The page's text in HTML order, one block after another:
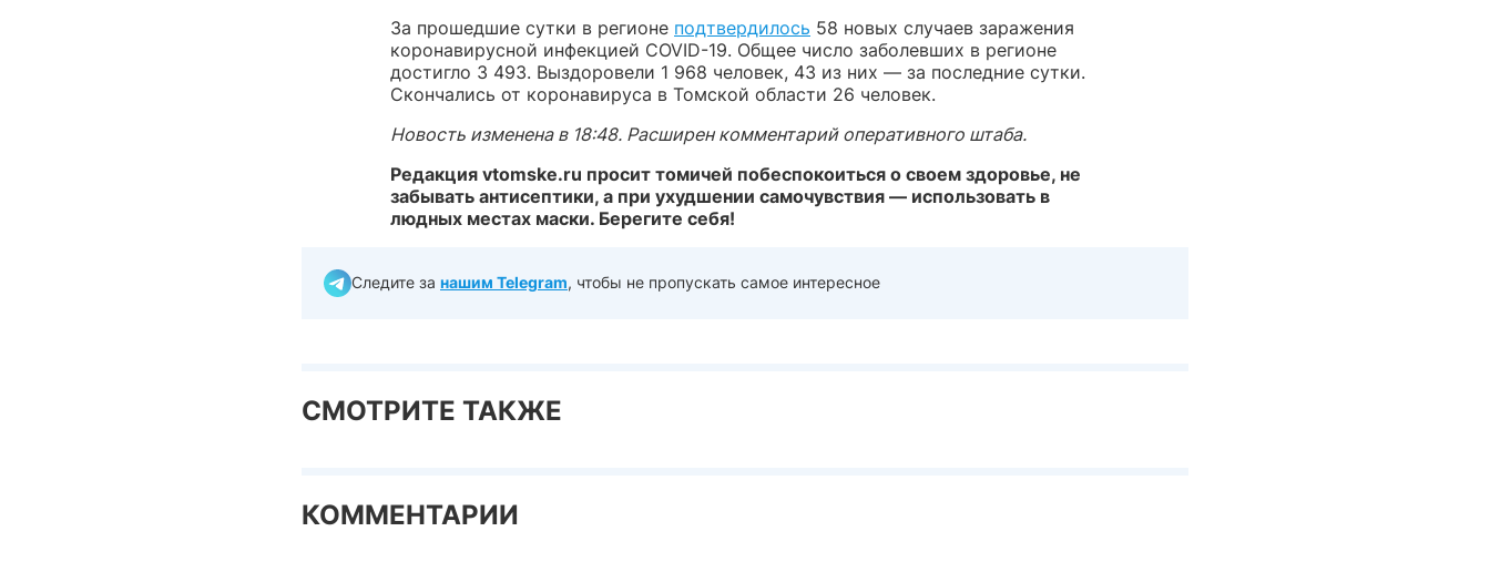
За прошедшие сутки в регионе подтвердилось 58 новых случаев заражения
коронавирусной инфекцией COVID-19. Общее число заболевших в регионе
достигло 3 493. Выздоровели 1 968 человек, 43 из них — за последние сутки.
Скончались от коронавируса в Томской области 26 человек.
Новость изменена в 18:48. Расширен комментарий оперативного штаба.
Редакция vtomske.ru просит томичей побеспокоиться о своем здоровье, не
забывать антисептики, а при ухудшении самочувствия — использовать в
людных местах маски. Берегите себя!
Следите за нашим Telegram, чтобы не пропускать самое интересное
СМОТРИТЕ ТАКЖЕ
КОММЕНТАРИИ